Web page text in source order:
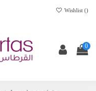
Wishlist ()
0